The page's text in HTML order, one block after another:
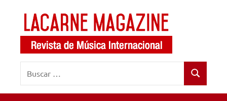
contenido
LaCarne
Magazine
de
música
internacional
Buscar